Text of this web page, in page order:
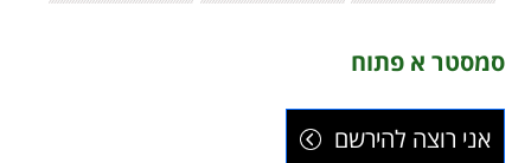
סמסטר א פתוח
אני רוצה להירשם